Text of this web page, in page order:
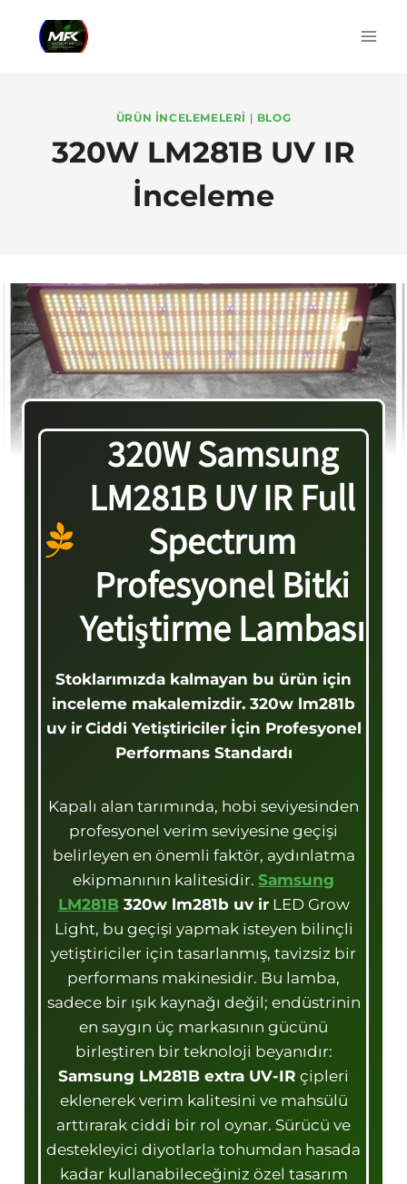
ÜRÜN İNCELEMELERI | BLOG
320W LM281B UV IR
İnceleme
320W Samsung
LM281B UV IR Full
Spectrum
Profesyonel Bitki
Yetiştirme Lambası
Stoklarımızda kalmayan bu ürün için
inceleme makalemizdir. 320w lm281b
uv ir Ciddi Yetiştiriciler İçin Profesyonel
Performans Standardı
Kapalı alan tarımında, hobi seviyesinden
profesyonel verim seviyesine geçişi
belirleyen en önemli faktör, aydınlatma
ekipmanının kalitesidir. Samsung
LM281B320w lm281b uv irLED Grow
Light, bu geçişi yapmak isteyen bilinçli
yetiştiriciler için tasarlanmış, tavizsiz bir
performans makinesidir. Bu lamba,
sadece bir ışık kaynağı değil; endüstrinin
en saygın üç markasının gücünü
birleştiren bir teknoloji beyanıdır:
Samsung LM281B extra UV-IR çipleri
eklenerek verim kalitesini ve mahsülü
arttırarak ciddi bir rol oynar. Sürücü ve
destekleyici diyotlarla tohumdan hasada
kadar kullanabileceğiniz özel tasarım